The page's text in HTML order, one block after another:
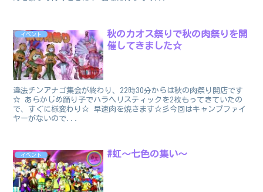
イベント
秋のカオス祭りで秋の肉祭りを開
催してきました☆
違法チンアナゴ集会が終わり、22時30分からは秋の肉祭り開店です
☆ あらかじめ踊り子でハラヘリスティックを2枚もってきていたの
で、すぐに様変わり☆ 早速肉を焼きます☆彡今回はキャンプファイ
ヤーがないので...
イベント #虹～七色の集い～